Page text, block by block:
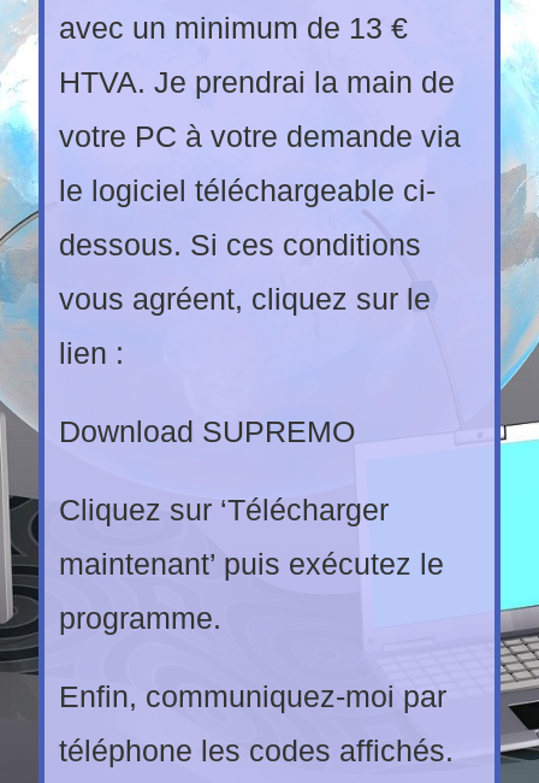
avec un minimum de 13 €
HTVA. Je prendrai la main de
votre PC à votre demande via
le logiciel téléchargeable ci-
dessous. Si ces conditions
vous agréent, cliquez sur le
lien :
Download SUPREMO
Cliquez sur ‘Télécharger
maintenant’ puis exécutez le
programme.
Enfin, communiquez-moi par
téléphone les codes affichés.